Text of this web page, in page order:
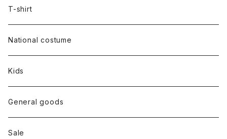
Outer
Dress
Tops
Bottoms
Shoes
T-shirt
National costume
Kids
General goods
Sale